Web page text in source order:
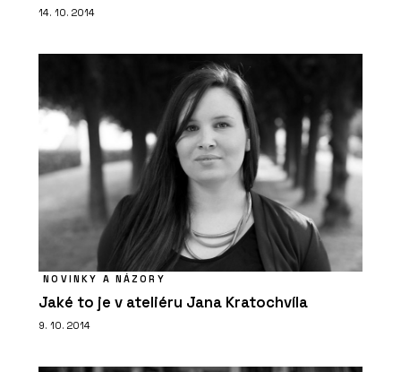
14. 10. 2014
NOVINKY A NÁZORY
Jaké to je v ateliéru Jana Kratochvíla
9. 10. 2014